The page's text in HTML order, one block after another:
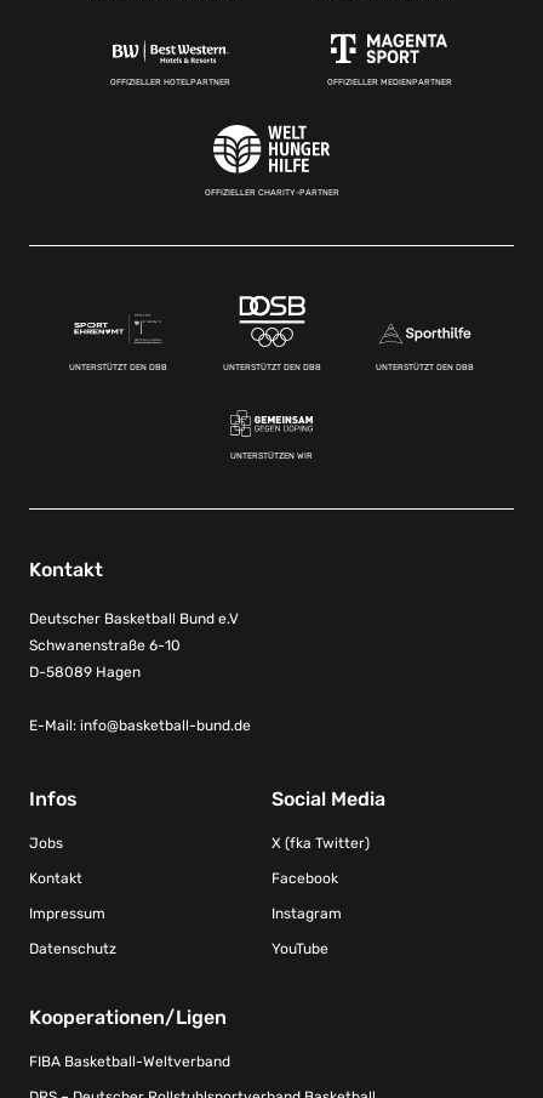
OFFIZIELLER HOTELPARTNER OFFIZIELLER MEDIENPARTNER
OFFIZIELLER CHARITY-PARTNER
UNTERSTÜTZT DEN DBB UNTERSTÜTZT DEN DBB UNTERSTÜTZT DEN DBB
UNTERSTÜTZEN WIR
Kontakt
Deutscher Basketball Bund e.V
Schwanenstraße 6-10
D-58089 Hagen
E-Mail: info@basketball-bund.de
Infos
Jobs
Kontakt
Impressum
Datenschutz
Social Media
X (fka Twitter)
Facebook
Instagram
YouTube
Kooperationen/Ligen
FIBA Basketball-Weltverband